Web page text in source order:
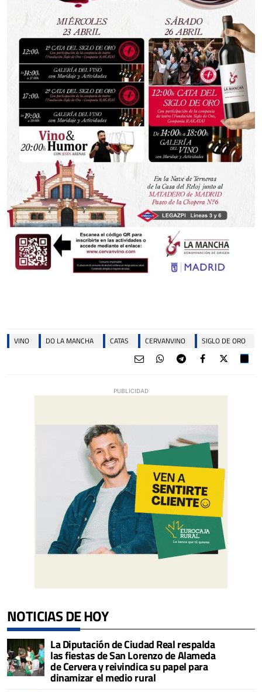
VINO DO LA MANCHA CATAS CERVANVINO SIGLO DE ORO
NOTICIAS DE HOY
La Diputación de Ciudad Real respalda
las fiestas de San Lorenzo de Alameda
de Cervera y reivindica su papel para
dinamizar el medio rural